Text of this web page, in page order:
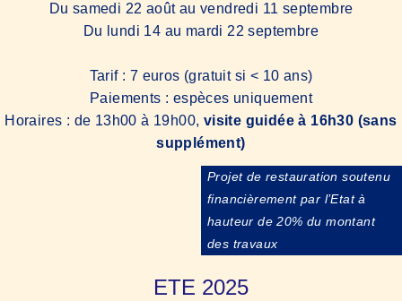
Du samedi 22 août au vendredi 11 septembre
Du lundi 14 au mardi 22 septembre
Tarif : 7 euros (gratuit si < 10 ans)
Paiements : espèces uniquement
Horaires : de 13h00 à 19h00, visite guidée à 16h30 (sans
supplément)
Projet de restauration soutenu
financièrement par l’Etat à
hauteur de 20% du montant
des travaux
ETE 2025